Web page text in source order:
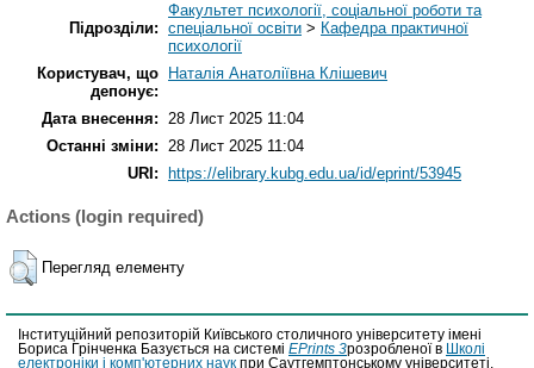
Підрозділи:
Факультет психології, соціальної роботи та
спеціальної освіти > Кафедра практичної
психології
Користувач, що
депонує:
Наталія Анатоліївна Клішевич
Дата внесення: 28 Лист 2025 11:04
Останні зміни: 28 Лист 2025 11:04
URI:
https://elibrary.kubg.edu.ua/id/eprint/53945
Actions (login required)
Перегляд елементу
Інституційний репозиторій Київського столичного університету імені
Бориса Грінченка Базується на системі EPrints 3розробленої в
Школі
електроніки і комп'ютерних наук при Саутгемптонському університеті.